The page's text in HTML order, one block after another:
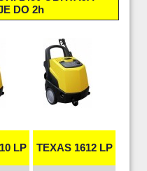
DO 2h
LP TEXAS 1612 LP